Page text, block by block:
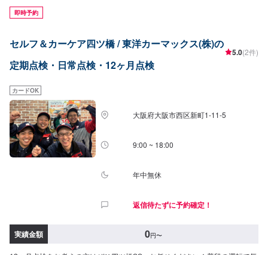
即時予約
セルフ＆カーケア四ツ橋 / 東洋カーマックス(株)の
定期点検・日常点検・12ヶ月点検
5.0(2件)
カードOK
大阪府大阪市西区新町1-11-5
9:00 ~ 18:00
年中無休
返信待たずに予約確定！
実績金額 0円〜